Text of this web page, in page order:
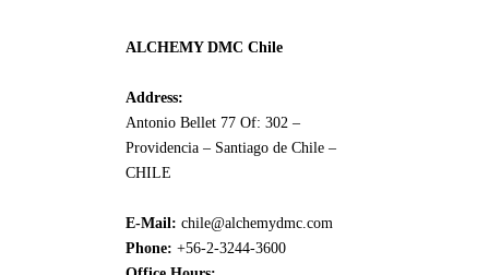
ALCHEMY DMC Chile
Address:
Antonio Bellet 77 Of: 302 –
Providencia – Santiago de Chile –
CHILE
E-Mail: chile@alchemydmc.com
Phone: +56-2-3244-3600